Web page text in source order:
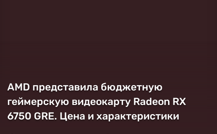
AMD представила бюджетную
геймерскую видеокарту Radeon RX
6750 GRE. Цена и характеристики